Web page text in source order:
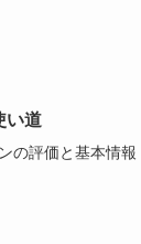
い道
の評価と基本情